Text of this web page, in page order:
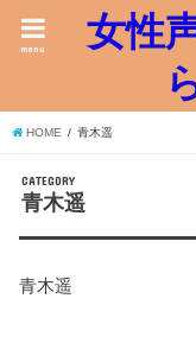
女性
menu
HOME 青木遥
CATEGORY
青木遥
青木遥